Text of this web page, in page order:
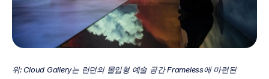
위: Cloud Gallery는 런던의 몰입형 예술 공간 Frameless에 마련된